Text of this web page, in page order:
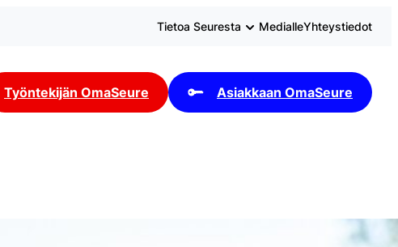
Tietoa Seuresta MedialleYhteystiedot
Työntekijän OmaSeure Asiakkaan OmaSeure